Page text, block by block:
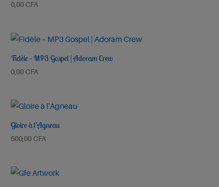
0,00 CFA
Fidèle – MP3 Gospel | Adoram Crew
0,00 CFA
Gloire à l’Agneau
500,00 CFA